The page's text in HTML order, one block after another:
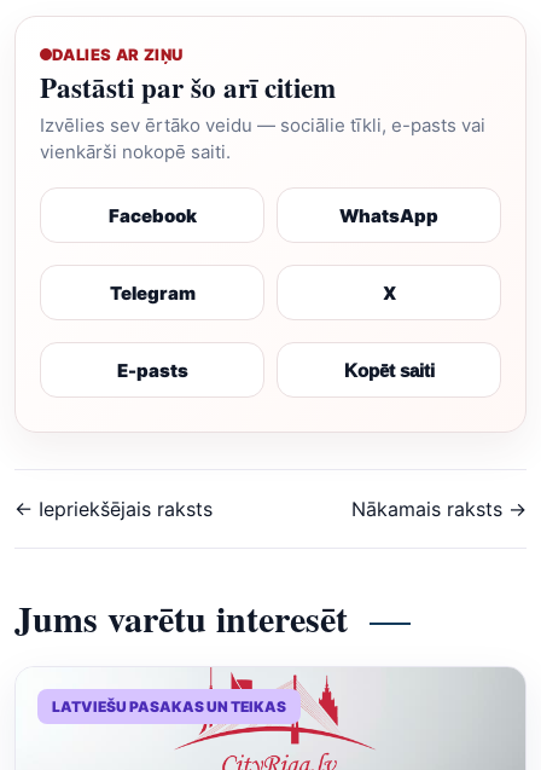
DALIES AR ZIŅU
Pastāsti par šo arī citiem
Izvēlies sev ērtāko veidu — sociālie tīkli, e-pasts vai
vienkārši nokopē saiti.
Facebook WhatsApp
Telegram X
E-pasts Kopēt saiti
← Iepriekšējais raksts Nākamais raksts →
Jums varētu interesēt
LATVIEŠU PASAKAS UN TEIKAS